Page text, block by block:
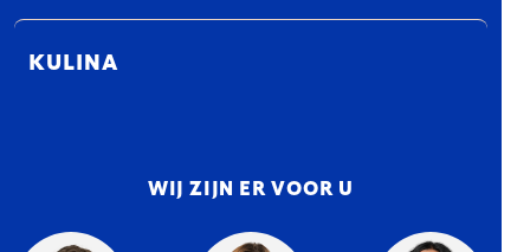
KULINA
WIJ ZIJN ER VOOR U